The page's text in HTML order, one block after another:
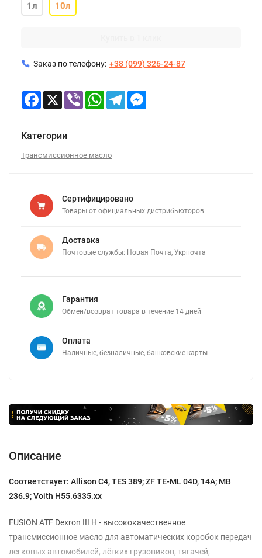
1л 10л
Заказ по телефону: +38 (099) 326-24-87
Facebook
X Viber WhatsApp
Telegram
Категории
Трансмиссионное масло
Сертифицировано
Товары от официальных дистрибьюторов
Доставка
Почтовые службы: Новая Почта, Укрпочта
Гарантия
Обмен/возврат товара в течение 14 дней
Оплата
Наличные, безналичные, банковские карты
Описание
Соответствует: Allison C4, TES 389; ZF TE-ML 04D, 14A; MB
236.9; Voith H55.6335.xx
FUSION ATF Dexron III H - высококачественное
трансмиссионное масло для автоматических коробок передач
легковых автомобилей, лёгких грузовиков, тягачей,